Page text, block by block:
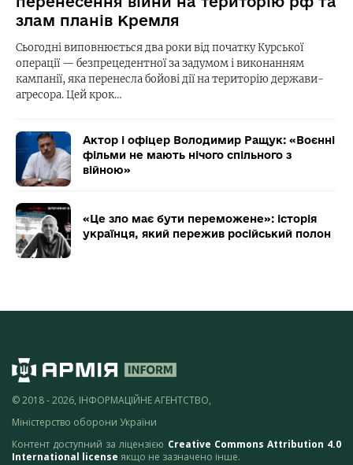
злам планів Кремля
Сьогодні виповнюється два роки від початку Курської
операції — безпрецедентної за задумом і виконанням
кампанії, яка перенесла бойові дії на територію держави-
агресора. Цей крок…
Актор і офіцер Володимир Ращук: «Воєнні
фільми не мають нічого спільного з
війною»
«Це зло має бути переможене»: історія
українця, який пережив російський полон
© 2018 - 2026, ІНФОРМАЦІЙНЕ АГЕНТСТВО,
Міністерство оборони України
Контент доступний за ліцензією Creative Commons Attribution 4.0
International license якщо не зазначено інше.